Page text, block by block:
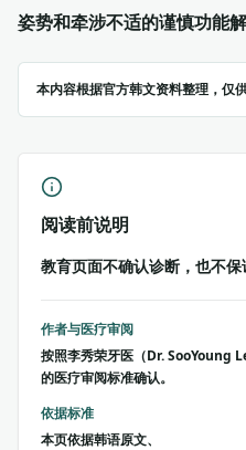
姿势和牵涉不适的谨慎功能解
本内容根据官方韩文资料整理，仅
阅读前说明
教育页面不确认诊断，也不保
作者与医疗审阅
按照李秀荣牙医（Dr. SooYoung
的医疗审阅标准确认。
依据标准
本页依据韩语原文、